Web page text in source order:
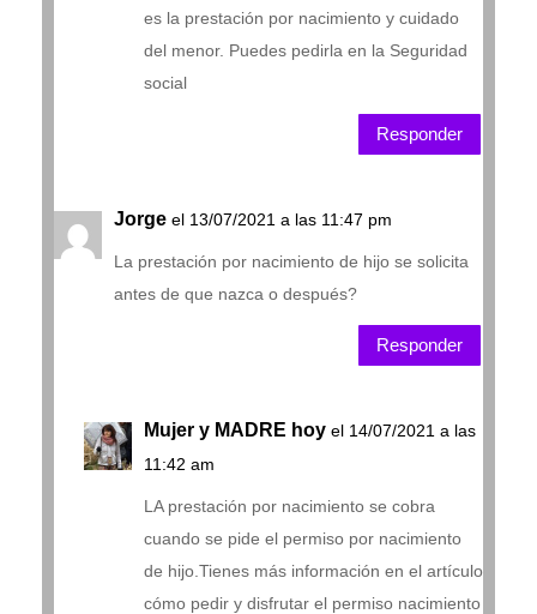
es la prestación por nacimiento y cuidado
del menor. Puedes pedirla en la Seguridad
social
Responder
Jorge el 13/07/2021 a las 11:47 pm
La prestación por nacimiento de hijo se solicita
antes de que nazca o después?
Responder
Mujer y MADRE hoy el 14/07/2021 a las
11:42 am
LA prestación por nacimiento se cobra
cuando se pide el permiso por nacimiento
de hijo.Tienes más información en el artículo
cómo pedir y disfrutar el permiso nacimiento